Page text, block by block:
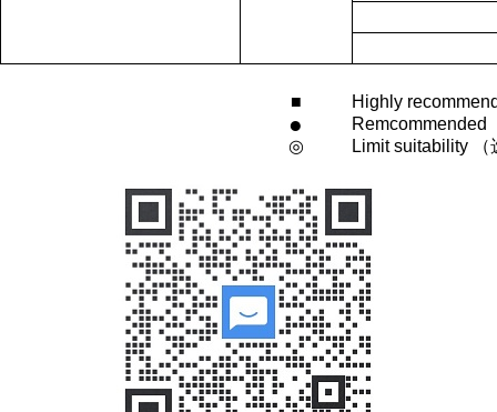
■ Highly
● Remcommended
◎
Limit suitability